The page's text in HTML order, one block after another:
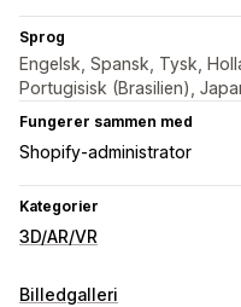
Sprog
Engelsk, Spansk, Tysk,
Portugisisk (Brasilien),
Fungerer sammen med
Shopify-administrator
Kategorier
3D/AR/VR
Visualisering
Billedgalleri